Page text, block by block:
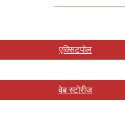
एक्सिटपोल
वेब स्टोरीज